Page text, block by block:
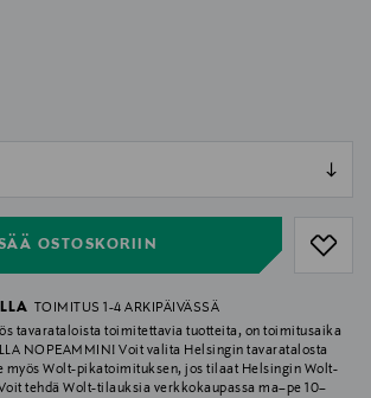
OSTOSKORIIN
TOIMITUS 1-4 ARKIPÄIVÄSSÄ
tavarataloista toimitettavia tuotteita, on toimitusaika
NOPEAMMIN! Voit valita Helsingin tavaratalosta
Wolt-pikatoimituksen, jos tilaat Helsingin Wolt-
tehdä Wolt-tilauksia verkkokaupassa ma–pe 10–